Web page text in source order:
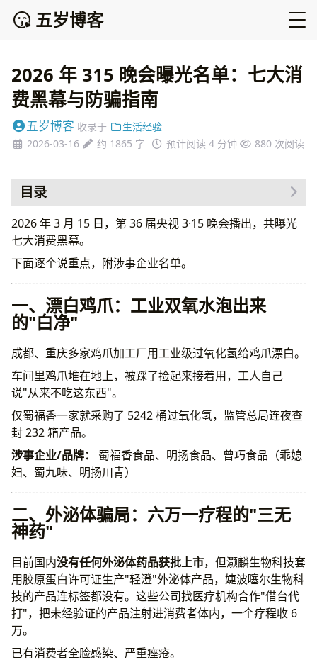
五岁博客
2026 年 315 晚会曝光名单：七大消
费黑幕与防骗指南
五岁博客 收录于
生活经验
2026-03-16
约 1865 字 预计阅读 4 分钟 880 次阅读
目录
一、漂白鸡爪：工业双氧水泡出来的"白净"
二、外泌体骗局：六万一疗程的"三无神药"
四、私域营销围猎老人：20 块的药卖 1198 元
六、AI 大模型被 GEO 投毒：花钱就能操纵 AI 推荐
七、荐股分成骗局：股票全靠蒙
常见问题
总结
2026 年 3 月 15 日，第 36 届央视 3·15 晚会播出，共曝光
七大消费黑幕。
下面逐个说重点，附涉事企业名单。
一、漂白鸡爪：工业双氧水泡出来
的"白净"
成都、重庆多家鸡爪加工厂用工业级过氧化氢给鸡爪漂白。
车间里鸡爪堆在地上，被踩了捡起来接着用，工人自己
说"从来不吃这东西"。
仅蜀福香一家就采购了 5242 桶过氧化氢，监管总局连夜查
封 232 箱产品。
涉事企业/品牌：
蜀福香食品、明扬食品、曾巧食品（乖媳
妇、蜀九味、明扬川青）
二、外泌体骗局：六万一疗程的"三无
神药"
目前国内没有任何外泌体药品获批上市，但灏麟生物科技套
用胶原蛋白许可证生产"轻澄"外泌体产品，婕波噻尔生物科
技的产品连标签都没有。这些公司找医疗机构合作"借台代
打"，把未经验证的产品注射进消费者体内，一个疗程收 6
万。
已有消费者全脸感染、严重痤疮。